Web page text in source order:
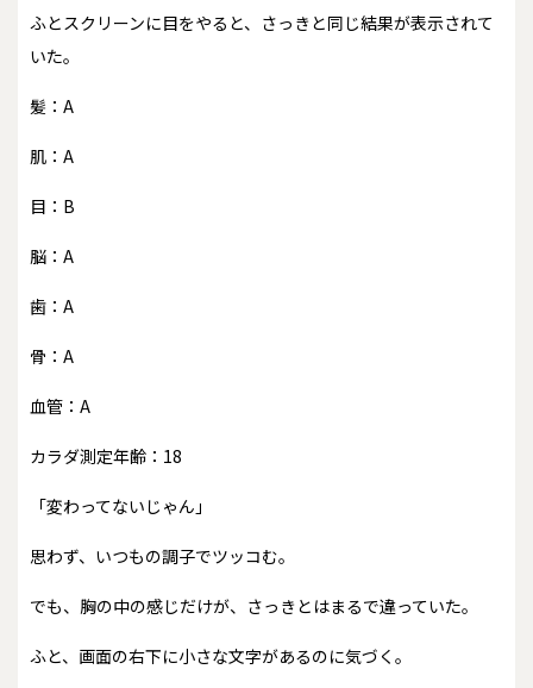
ふとスクリーンに目をやると、さっきと同じ結果が表示されて
いた。
髪：A
肌：A
目：B
脳：A
歯：A
骨：A
血管：A
カラダ測定年齢：18
「変わってないじゃん」
思わず、いつもの調子でツッコむ。
でも、胸の中の感じだけが、さっきとはまるで違っていた。
ふと、画面の右下に小さな文字があるのに気づく。